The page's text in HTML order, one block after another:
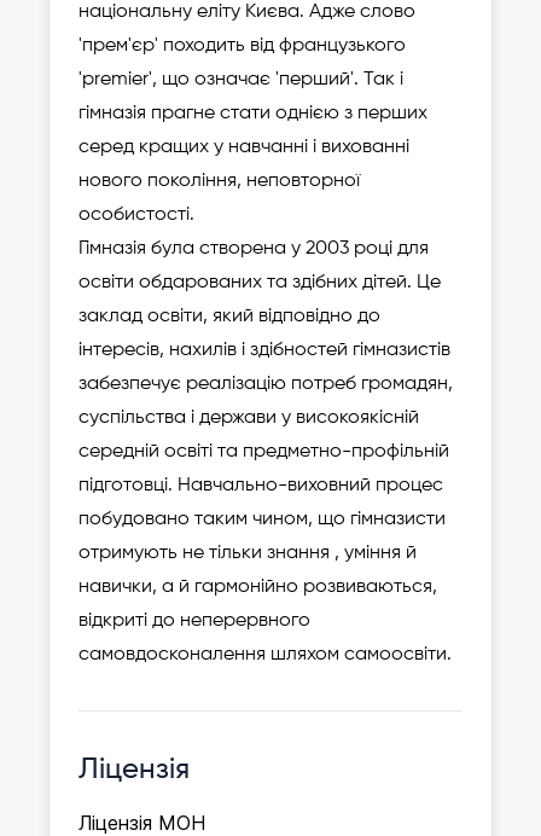
національну еліту Києва. Адже слово
'прем'єр' походить від французького
'premier', що означає 'перший'. Так і
гімназія прагне стати однією з перших
серед кращих у навчанні і вихованні
нового покоління, неповторної
особистості.
Гімназія була створена у 2003 році для
освіти обдарованих та здібних дітей. Це
заклад освіти, який відповідно до
інтересів, нахилів і здібностей гімназистів
забезпечує реалізацію потреб громадян,
суспільства і держави у високоякісній
середній освіті та предметно-профільній
підготовці. Навчально-виховний процес
побудовано таким чином, що гімназисти
отримують не тільки знання , уміння й
навички, а й гармонійно розвиваються,
відкриті до неперервного
самовдосконалення шляхом самоосвіти.
Ліцензія
Ліцензія МОН